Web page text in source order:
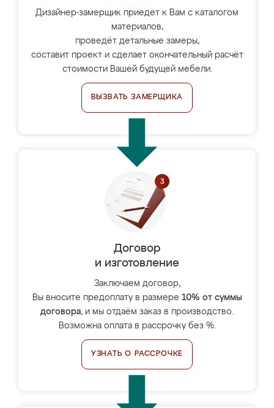
Дизайнер-замерщик приедет к Вам с каталогом
материалов,
проведёт детальные замеры,
составит проект и сделает окончательный расчёт
стоимости Вашей будущей мебели.
ВЫЗВАТЬ ЗАМЕРЩИКА
Договор
и изготовление
Заключаем договор,
Вы вносите предоплату в размере 10% от суммы
договора, и мы отдаём заказ в производство.
Возможна оплата в рассрочку без %.
УЗНАТЬ О РАССРОЧКЕ